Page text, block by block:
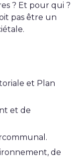
? Et pour qui ?
pas être un
et Plan
et de
de